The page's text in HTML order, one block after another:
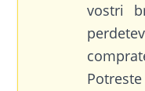
vostri